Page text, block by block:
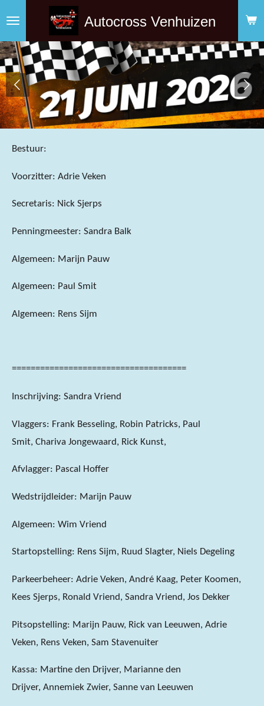
Ga
naar
de
hoofdinhoud
Autocross Venhuizen
Bestuur:
Voorzitter: Adrie Veken
Secretaris: Nick Sjerps
Penningmeester: Sandra Balk
Algemeen: Marijn Pauw
Algemeen: Paul Smit
Algemeen: Rens Sijm
=====================================
Inschrijving: Sandra Vriend
Vlaggers: Frank Besseling, Robin Patricks, Paul
Smit, Chariva Jongewaard, Rick Kunst,
Afvlagger: Pascal Hoffer
Wedstrijdleider: Marijn Pauw
Algemeen: Wim Vriend
Startopstelling: Rens Sijm, Ruud Slagter, Niels Degeling
Parkeerbeheer: Adrie Veken, André Kaag, Peter Koomen,
Kees Sjerps, Ronald Vriend, Sandra Vriend, Jos Dekker
Pitsopstelling: Marijn Pauw, Rick van Leeuwen, Adrie
Veken, Rens Veken, Sam Stavenuiter
Kassa: Martine den Drijver, Marianne den
Drijver, Annemiek Zwier, Sanne van Leeuwen